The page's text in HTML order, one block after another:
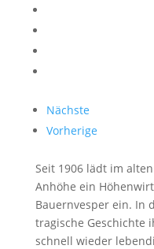
Nächste
Vorherige
Seit 1906 lädt im
Anhöhe ein
Bauernvesper ein. In
tragische Geschichte
schnell wieder